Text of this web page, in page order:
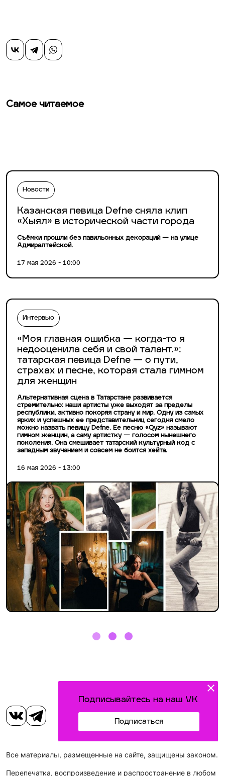
Самое читаемое
Новости
Казанская певица Defne сняла клип
«Хыял» в исторической части города
Съёмки прошли без павильонных декораций — на улице
Адмиралтейской.
17 мая 2026 - 10:00
Интервью
«Моя главная ошибка — когда-то я
недооценила себя и свой талант.»:
татарская певица Defne — о пути,
страхах и песне, которая стала гимном
для женщин
Альтернативная сцена в Татарстане развивается
стремительно: наши артисты уже выходят за пределы
республики, активно покоряя страну и мир. Одну из самых
ярких и успешных ее представительниц сегодня смело
можно назвать певицу Defne. Ее песню «Qyz» называют
гимном женщин, а саму артистку — голосом нынешнего
поколения. Она смешивает татарский культурный код с
западным звучанием и совсем не боится хейта.
16 мая 2026 - 13:00
Подписывайтесь на наш VK
Подписаться
Все материалы, размещенные на сайте, защищены законом.
Перепечатка, воспроизведение и распространение в любом